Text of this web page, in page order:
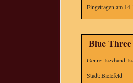
Eingetragen am
Blue Three
Genre: Jazzband
Stadt: Bielefeld